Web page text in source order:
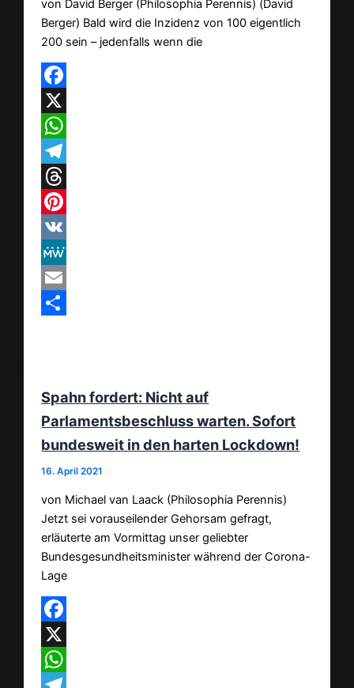
von David Berger (Philosophia Perennis) (David
Berger) Bald wird die Inzidenz von 100 eigentlich
200 sein – jedenfalls wenn die
Facebook
X
WhatsApp
Telegram
Threads
Pinterest
VK
MeWe
Email
Spahn fordert: Nicht auf
Parlamentsbeschluss warten. Sofort
bundesweit in den harten Lockdown!
16. April 2021
von Michael van Laack (Philosophia Perennis)
Jetzt sei vorauseilender Gehorsam gefragt,
erläuterte am Vormittag unser geliebter
Bundesgesundheitsminister während der Corona-
Lage
Facebook
X